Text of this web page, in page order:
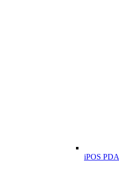
iPOS PDA